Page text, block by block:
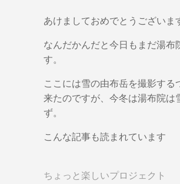
あけましておめでとうございま
なんだかんだと今日もまだ湯布
す。
ここには雪の由布岳を撮影する
来たのですが、今冬は湯布院は
ず。
こんな記事も読まれています
ちょっと楽しいプロジェクト